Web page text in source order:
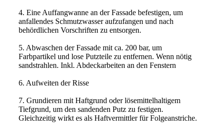
4. Eine Auffangwanne an der Fassade befestigen, um
anfallendes Schmutzwasser aufzufangen und nach
behördlichen Vorschriften zu entsorgen.
5. Abwaschen der Fassade mit ca. 200 bar, um
Farbpartikel und lose Putzteile zu entfernen. Wenn nötig
sandstrahlen. Inkl. Abdeckarbeiten an den Fenstern
6. Aufweiten der Risse
7. Grundieren mit Haftgrund oder lösemittelhaltigem
Tiefgrund, um den sandenden Putz zu festigen.
Gleichzeitig wirkt es als Haftvermittler für Folgeanstriche.